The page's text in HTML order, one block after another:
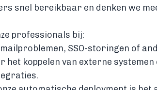
snel bereikbaar en denken we
professionals bij:
SSO-storingen of
het koppelen van externe